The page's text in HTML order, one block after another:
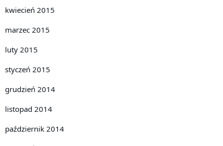
kwiecień 2015
marzec 2015
luty 2015
styczeń 2015
grudzień 2014
listopad 2014
październik 2014